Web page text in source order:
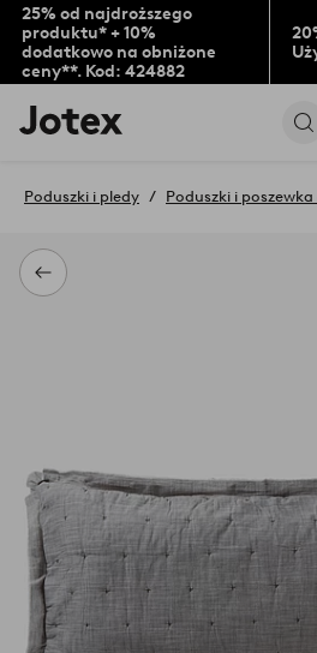
25% od najdroższego
produktu* + 10%
dodatkowo na obniżone
ceny**. Kod: 424882
Logo
Jotex
na
stronę
Powrót
Poduszki i pledy Poduszki i